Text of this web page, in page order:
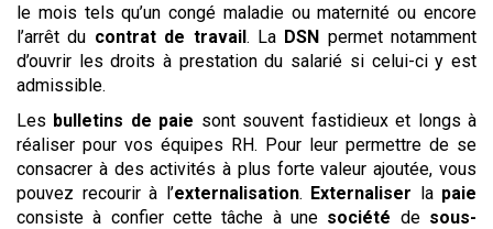
le mois tels qu’un congé maladie ou maternité ou encore
l’arrêt du contrat de travail. La DSN permet notamment
d’ouvrir les droits à prestation du salarié si celui-ci y est
admissible.
Les bulletins de paie sont souvent fastidieux et longs à
réaliser pour vos équipes RH. Pour leur permettre de se
consacrer à des activités à plus forte valeur ajoutée, vous
pouvez recourir à l’externalisation. Externaliser la paie
consiste à confier cette tâche à une société de sous-